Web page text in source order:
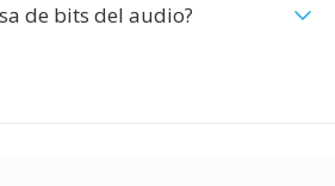
de bits del audio?